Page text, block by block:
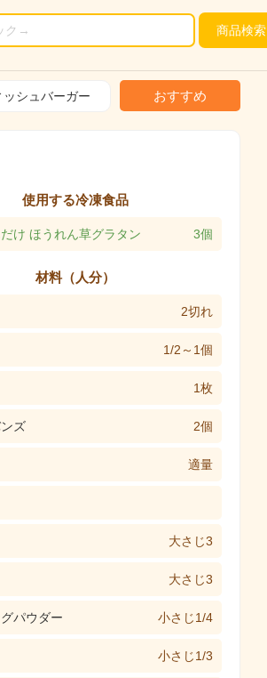
商品検索
シュバーガー おすすめ
使用する冷凍食品
け ほうれん草グラタン 3個
材料（人分）
2切れ
1/2～1個
1枚
ズ 2個
適量
大さじ3
大さじ3
パウダー 小さじ1/4
小さじ1/3